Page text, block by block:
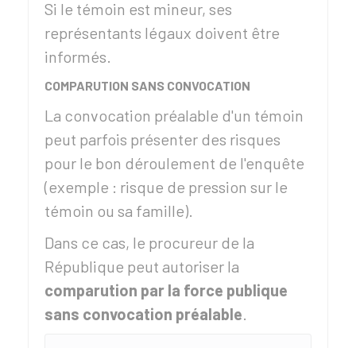
Si le témoin est mineur, ses
représentants légaux doivent être
informés.
COMPARUTION SANS CONVOCATION
La convocation préalable d'un témoin
peut parfois présenter des risques
pour le bon déroulement de l'enquête
(exemple : risque de pression sur le
témoin ou sa famille).
Dans ce cas, le procureur de la
République peut autoriser la
comparution par la force publique
sans convocation préalable.